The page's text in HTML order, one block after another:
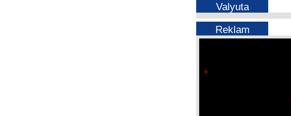
Valyuta
Reklam